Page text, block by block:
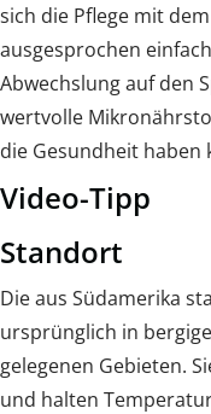
sich die Pflege mit
ausgesprochen
Abwechslung auf den
wertvolle
die Gesundheit haben
Video-Tipp
Standort
Die aus Südamerika
ursprünglich in
gelegenen Gebieten.
und halten